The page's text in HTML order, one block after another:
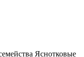
Яснотковые